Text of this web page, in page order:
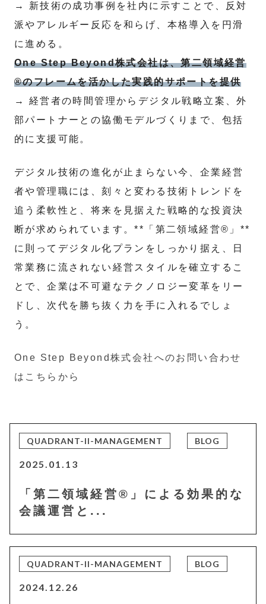
→ 新技術の成功事例を社内に示すことで、反対
派やアレルギー反応を和らげ、本格導入を円滑
に進める。
One Step Beyond株式会社は、第二領域経営
®のフレームを活かした実践的サポートを提供
→ 経営者の時間管理からデジタル戦略立案、外
部パートナーとの協働モデルづくりまで、包括
的に支援可能。
デジタル技術の進化が止まらない今、企業経営
者や管理職には、刻々と変わる技術トレンドを
追う柔軟性と、将来を見据えた戦略的な投資決
断が求められています。**「第二領域経営®」**
に則ってデジタル化プランをしっかり据え、日
常業務に流されない経営スタイルを確立するこ
とで、企業は不可避なテクノロジー変革をリー
ドし、次代を勝ち抜く力を手に入れるでしょ
う。
One Step Beyond株式会社へのお問い合わせ
はこちらから
QUADRANT-II-MANAGEMENT BLOG
2025.01.13
「第二領域経営®」による効果的な
会議運営と...
QUADRANT-II-MANAGEMENT BLOG
2024.12.26